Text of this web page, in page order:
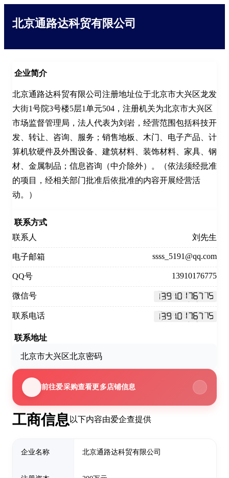
北京通路达科贸有限公司
工商信息 以下内容由爱企查提供
企业名称 北京通路达科贸有限公司
企业简介
北京通路达科贸有限公司注册地址位于北京市大兴区龙发
大街1号院3号楼5层1单元504，注册机关为北京市大兴区
市场监督管理局，法人代表为刘岩，经营范围包括科技开
发、转让、咨询、服务；销售地板、木门、电子产品、计
算机软硬件及外围设备、建筑材料、装饰材料、家具、钢
材、金属制品；信息咨询（中介除外）。（依法须经批准
的项目，经相关部门批准后依批准的内容开展经营活
动。）
联系方式
联系人
刘先生
电子邮箱 ssss_5191@qq.com
QQ号 13910176775
微信号
联系电话
联系地址
北京市大兴区北京密码
前往爱采购查看更多店铺信息